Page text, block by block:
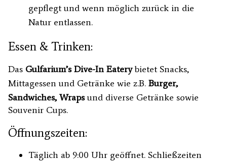
gepflegt und wenn möglich zurück in die
Natur entlassen.
Essen & Trinken:
Das Gulfarium’s Dive-In Eaterybietet Snacks,
Mittagessen und Getränke wie z.B. Burger,
Sandwiches, Wrapsund diverse Getränke sowie
Souvenir Cups.
Öffnungszeiten:
Täglich ab 9:00 Uhr geöffnet. Schließzeiten